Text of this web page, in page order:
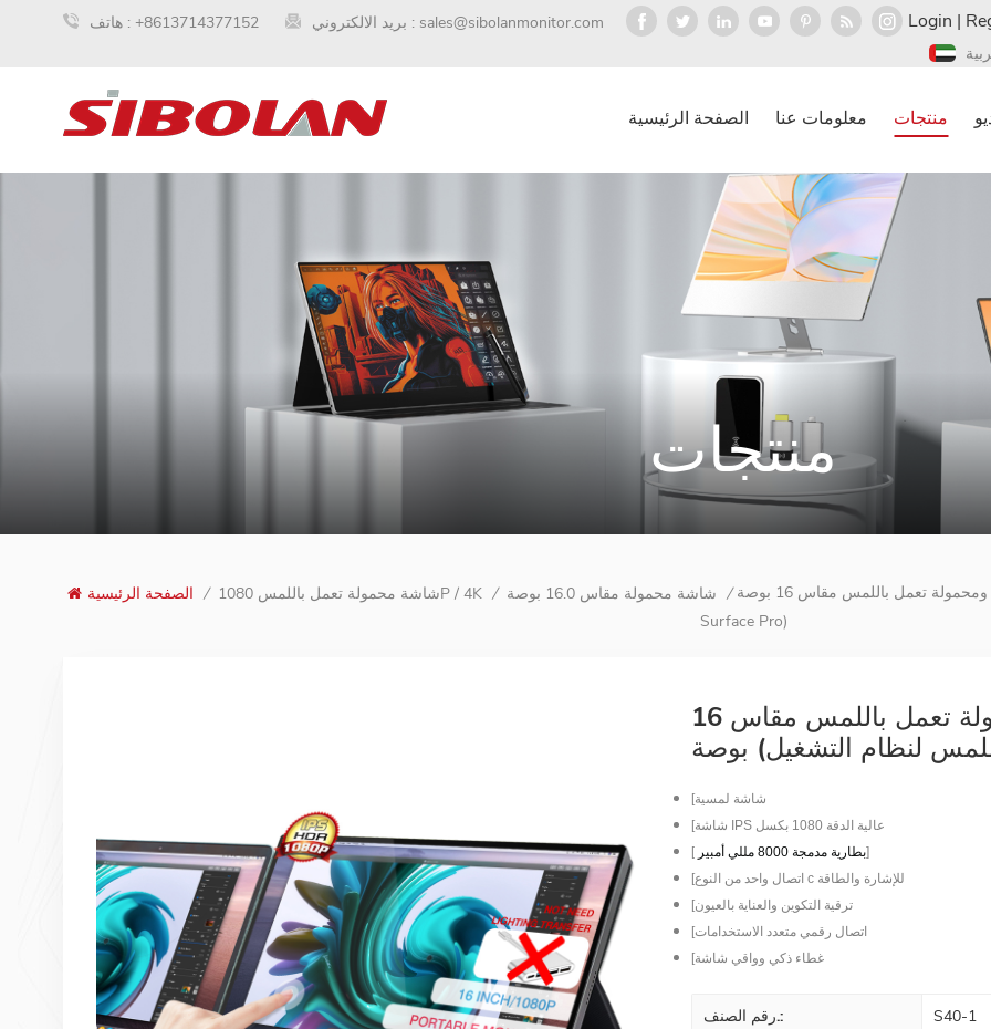
هاتف : +8613714377152 بريد الالكتروني : sales@sibolanmonitor.com Login |
الصفحة الرئيسية معلومات عنا منتجات
منتجات
الصفحة الرئيسية / شاشة محمولة تعمل باللمس 1080P / 4K / شاشة محمولة مقاس 16.0 بوصة / شاشة ألعاب تعمل باللمس ومحمولة تعمل باللمس مقاس 16 بوصة (تعمل باللمس لنظام التشغيل Mac OS /
Surface Pro)
شاشة ألعاب تعمل باللمس ومحمولة تعمل باللمس مقاس 16
[شاشة لمسية
[شاشة IPS عالية الدقة 1080 بكسل
[
بطارية مدمجة 8000 مللي أمبير]
[اتصال واحد من النوع c للإشارة والطاقة
[ترقية التكوين والعناية بالعيون
[اتصال رقمي متعدد الاستخدامات
[غطاء ذكي وواقي شاشة
رقم الصنف.: S40-1